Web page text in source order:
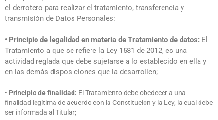
el derrotero para realizar el tratamiento, transferencia y
transmisión de Datos Personales:
• Principio de legalidad en materia de Tratamiento de datos: El
Tratamiento a que se refiere la Ley 1581 de 2012, es una
actividad reglada que debe sujetarse a lo establecido en ella y
en las demás disposiciones que la desarrollen;
• Principio de finalidad: El Tratamiento debe obedecer a una
finalidad legítima de acuerdo con la Constitución y la Ley, la cual debe
ser informada al Titular;